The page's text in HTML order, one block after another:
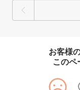
お客様
このペ